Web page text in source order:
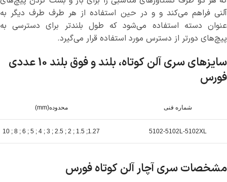
آلنی فراهم می‌کند و و در حین استفاده از هر طرف طرف دیگر به
عنوان دسته استفاده می‌شود که طول بلند‌تر برای دسترسی به
پیچ‌های دورتر از دسترس مورد استفاده قرار می‌گیرد.
سایزهای سری آلن کوتاه، بلند و فوق بلند 10 عددی
فورس
شماره فنی محدوده(mm)
5102-5102L-5102XL
1.27; 1.5 ; 2 ; 2.5 ; 3 ; 4 ; 5 ; 6 ; 8 ; 10
مشخصات سری آچار آلن کوتاه فورس